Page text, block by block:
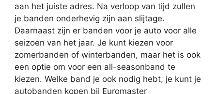
aan het juiste adres. Na verloop van tijd zullen
je banden onderhevig zijn aan slijtage.
Daarnaast zijn er banden voor je auto voor alle
seizoen van het jaar. Je kunt kiezen voor
zomerbanden of winterbanden, maar het is ook
een optie om voor een all-seasonband te
kiezen. Welke band je ook nodig hebt, je kunt je
autobanden kopen bij Euromaster